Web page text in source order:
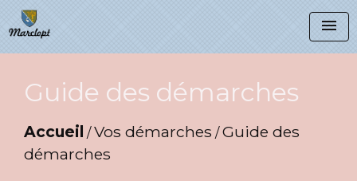
menu
Guide des démarches
Accueil /Vos démarches /Guide des
démarches